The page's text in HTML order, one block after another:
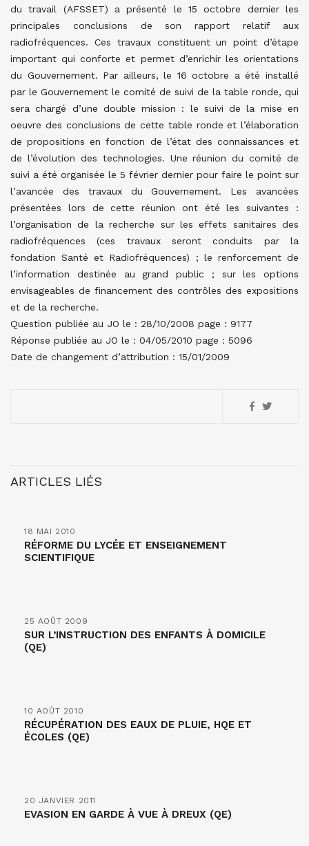
du travail (AFSSET) a présenté le 15 octobre dernier les
principales conclusions de son rapport relatif aux
radiofréquences. Ces travaux constituent un point d’étape
important qui conforte et permet d’enrichir les orientations
du Gouvernement. Par ailleurs, le 16 octobre a été installé
par le Gouvernement le comité de suivi de la table ronde, qui
sera chargé d’une double mission : le suivi de la mise en
oeuvre des conclusions de cette table ronde et l’élaboration
de propositions en fonction de l’état des connaissances et
de l’évolution des technologies. Une réunion du comité de
suivi a été organisée le 5 février dernier pour faire le point sur
l’avancée des travaux du Gouvernement. Les avancées
présentées lors de cette réunion ont été les suivantes :
l’organisation de la recherche sur les effets sanitaires des
radiofréquences (ces travaux seront conduits par la
fondation Santé et Radiofréquences) ; le renforcement de
l’information destinée au grand public ; sur les options
envisageables de financement des contrôles des expositions
et de la recherche.
Question publiée au JO le : 28/10/2008 page : 9177
Réponse publiée au JO le : 04/05/2010 page : 5096
Date de changement d’attribution : 15/01/2009
ARTICLES LIÉS
18 MAI 2010
RÉFORME DU LYCÉE ET ENSEIGNEMENT
SCIENTIFIQUE
25 AOÛT 2009
SUR L’INSTRUCTION DES ENFANTS À DOMICILE
(QE)
10 AOÛT 2010
RÉCUPÉRATION DES EAUX DE PLUIE, HQE ET
ÉCOLES (QE)
20 JANVIER 2011
EVASION EN GARDE À VUE À DREUX (QE)